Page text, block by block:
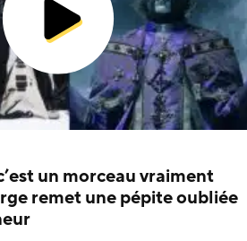
un morceau vraiment
remet une pépite oubliée